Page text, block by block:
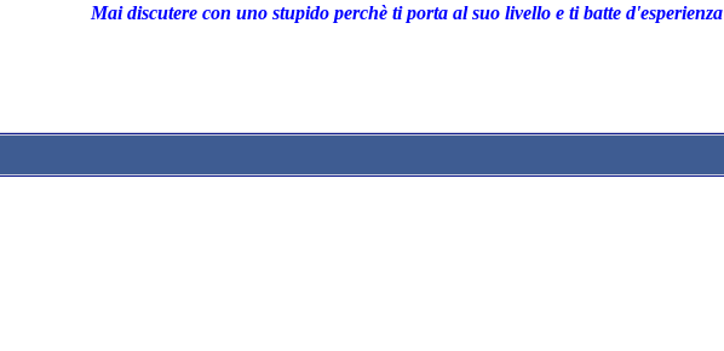
Mai discutere con uno stupido perchè ti porta al suo livello e ti batte d'esperienza